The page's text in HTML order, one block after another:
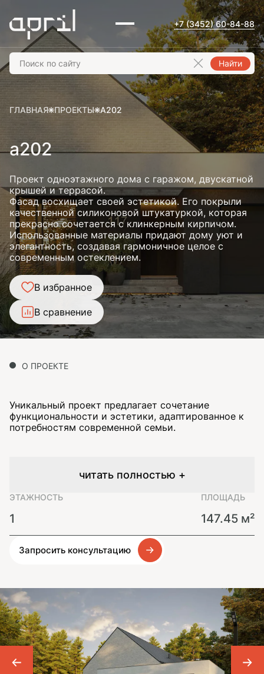
+7 (3452) 60-84-88
Найти
ГЛАВНАЯ ПРОЕКТЫ A202
a202
Проект одноэтажного дома с гаражом, двускатной
крышей и террасой.
Фасад восхищает своей эстетикой. Его покрыли
качественной силиконовой штукатуркой, которая
прекрасно сочетается с клинкерным кирпичом.
Использованные материалы придают дому уют и
элегантность, создавая гармоничное целое с
современным остеклением.
В избранное
В сравнение
О ПРОЕКТЕ
Уникальный проект предлагает сочетание
функциональности и эстетики, адаптированное к
потребностям современной семьи.
читать полностью +
ЭТАЖНОСТЬ
1
ПЛОЩАДЬ
147.45 м²
Запросить консультацию